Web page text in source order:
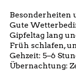
Besonderheiten
Gute
Gipfeltag lang
Früh schlafen,
Gehzeit: 5–6
Übernachtung: